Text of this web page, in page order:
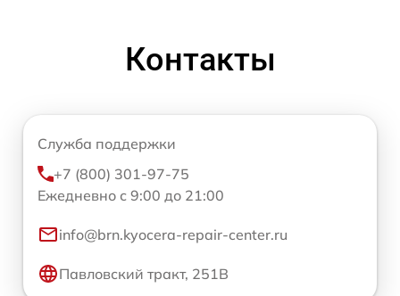
Контакты
Служба поддержки
+7 (800) 301-97-75
Ежедневно с 9:00 до 21:00
info@brn.kyocera-repair-center.ru
Павловский тракт, 251В